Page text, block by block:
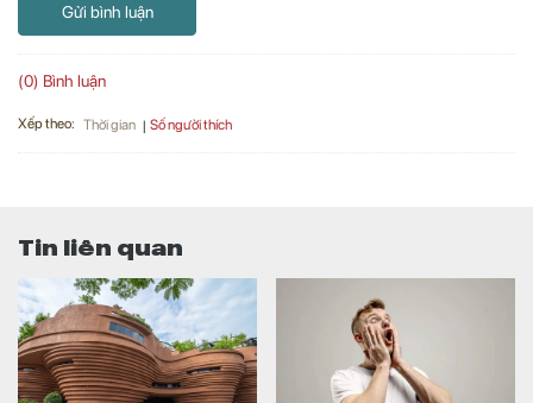
Gửi bình luận
(0) Bình luận
Xếp theo: Thời gian Số người thích
Tin liên quan